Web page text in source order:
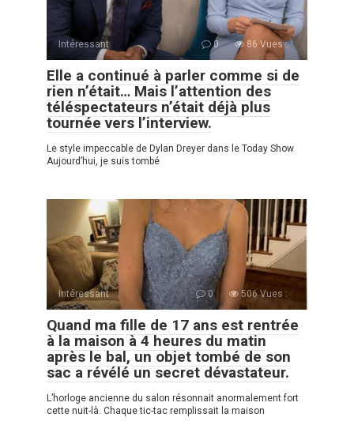
Intéressant 0 86 Vues :
Elle a continué à parler comme si de
rien n’était… Mais l’attention des
téléspectateurs n’était déjà plus
tournée vers l’interview.
Le style impeccable de Dylan Dreyer dans le Today Show
Aujourd’hui, je suis tombé
Intéressant 0 506 Vues :
Quand ma fille de 17 ans est rentrée
à la maison à 4 heures du matin
après le bal, un objet tombé de son
sac a révélé un secret dévastateur.
L’horloge ancienne du salon résonnait anormalement fort
cette nuit-là. Chaque tic-tac remplissait la maison